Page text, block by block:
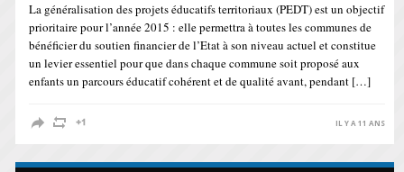
La généralisation des projets éducatifs territoriaux (PEDT) est un objectif
prioritaire pour l’année 2015 : elle permettra à toutes les communes de
bénéficier du soutien financier de l’Etat à son niveau actuel et constitue
un levier essentiel pour que dans chaque commune soit proposé aux
enfants un parcours éducatif cohérent et de qualité avant, pendant […]
IL Y A 11 ANS